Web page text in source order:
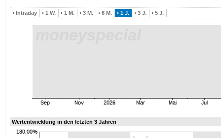
Intraday 1 W. 1 M. 3 M. 6 M. 1 J. 3 J. 5 J.
Wertentwicklung in den letzten 3 Jahren